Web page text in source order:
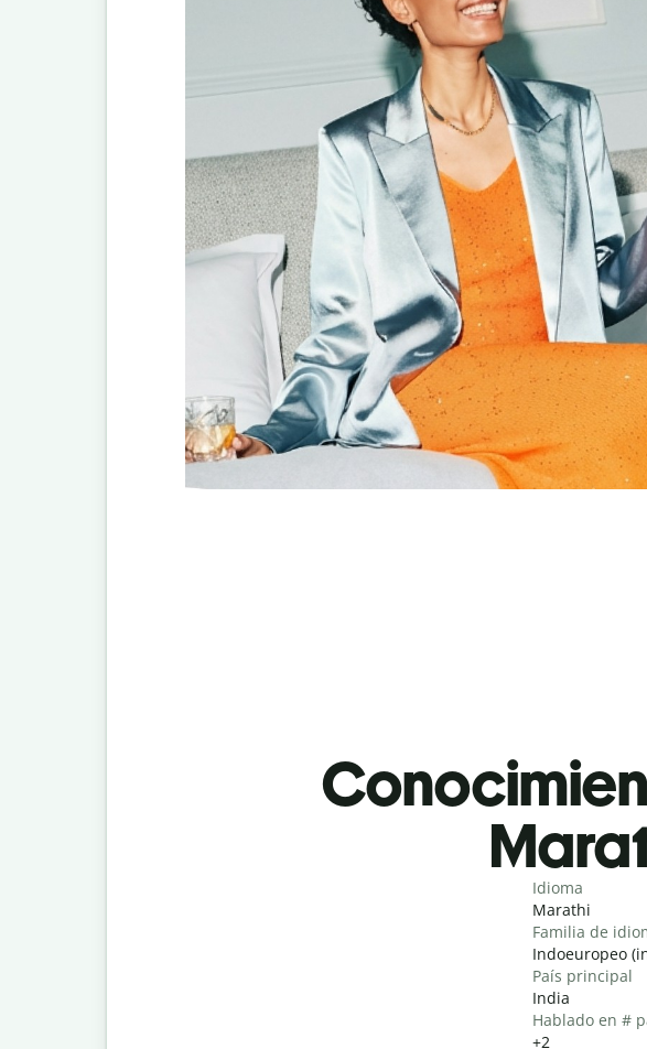
Idioma
Marathi
Familia de
Indoeuropeo
País principal
India
Hablado en #
+2